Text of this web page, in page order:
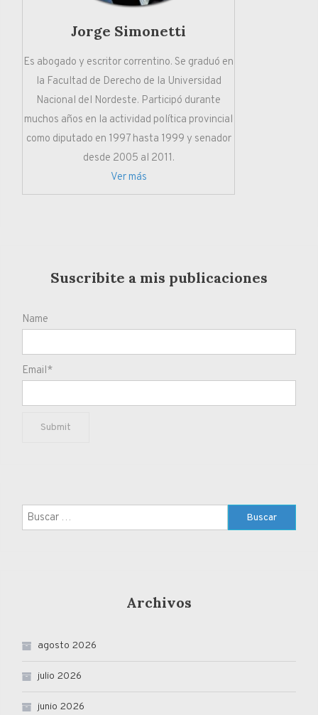
Jorge Simonetti
Es abogado y escritor correntino. Se graduó en
la Facultad de Derecho de la Universidad
Nacional del Nordeste. Participó durante
muchos años en la actividad política provincial
como diputado en 1997 hasta 1999 y senador
desde 2005 al 2011.
Ver más
Suscribite a mis publicaciones
Name
Email*
Buscar:
Archivos
agosto 2026
julio 2026
junio 2026